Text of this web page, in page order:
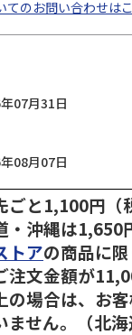
てのお問い合わせは
07月31日
08月07日
ごと1,100円（
沖縄は1,650
トアの商品に
注文金額が
の場合は、お
ません。（北